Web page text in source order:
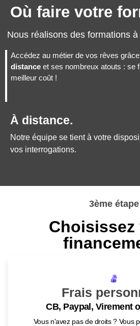
Où faire votre
Nous réalisons des formations
Accédez au métier de vos rêves
distance et ses nombreux atouts : se
meilleur coût !
À distance.
Notre équipe se tient à votre
vos interrogations.
3ème étape
Choisissez
Frais
CB, Paypal, Virement
Vous n'avez pas de droits ? Vous